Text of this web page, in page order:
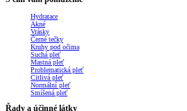
Hydratace
Akné
Vrásky
Černé tečky
Kruhy pod očima
Suchá pleť
Mastná pleť
Problematická pleť
Citlivá pleť
Normální pleť
Smíšená pleť
Řady a účinné látky